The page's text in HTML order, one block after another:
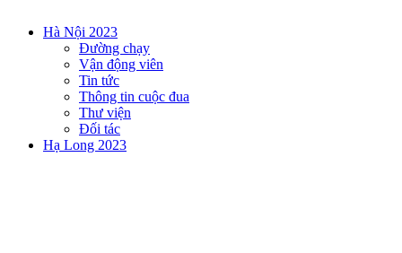
Hà Nội 2023
Đường chạy
Vận động viên
Tin tức
Thông tin cuộc đua
Thư viện
Đối tác
Hạ Long 2023